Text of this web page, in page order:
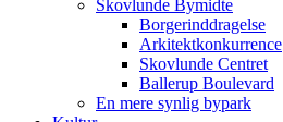
Skovlunde Bymidte
Borgerinddragelse
Arkitektkonkurrence
Skovlunde Centret
Ballerup Boulevard
En mere synlig bypark